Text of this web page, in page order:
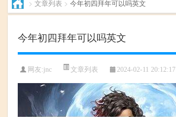
> 文章列表 > 今年初四拜年可以吗英文
今年初四拜年可以吗英文
网友:jnc 文章列表 2024-02-11 20:12:17